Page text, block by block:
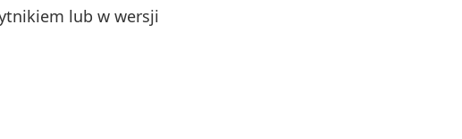
lub w wersji